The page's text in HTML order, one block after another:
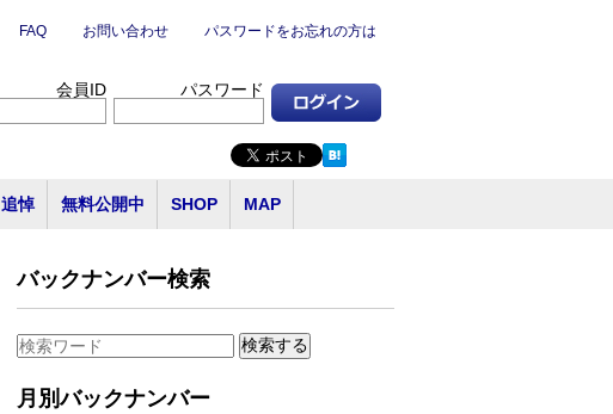
FAQ お問い合わせ パスワードをお忘れの方は
会員ID パスワード
追悼 無料公開中 SHOP MAP
バックナンバー検索
月別バックナンバー